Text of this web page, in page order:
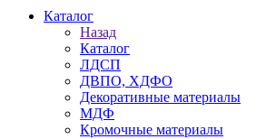
Каталог
Назад
Каталог
ЛДСП
ДВПО, ХДФО
Декоративные материалы
МДФ
Кромочные материалы